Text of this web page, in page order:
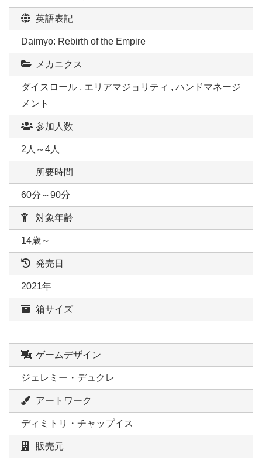
英語表記
Daimyo: Rebirth of the Empire
メカニクス
ダイスロール , エリアマジョリティ , ハンドマネージ
メント
参加人数
2人～4人
所要時間
60分～90分
対象年齢
14歳～
発売日
2021年
箱サイズ
ゲームデザイン
ジェレミー・デュクレ
アートワーク
ディミトリ・チャップイス
販売元